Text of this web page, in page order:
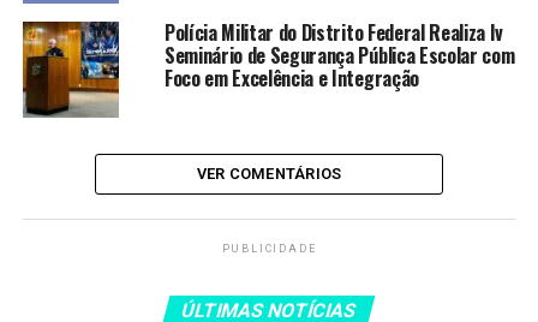
LEIA TAMBÉM
Terracap e Administração de
Vicente Pires estabelecem posto
solicitações de informações
Terracap alcança adesão recorde
na regularização fundiária de
regras
Polícia Militar do Distrito Federal Realiza Iv
Seminário de Segurança Pública Escolar com
Foco em Excelência e Integração
VER COMENTÁRIOS
PUBLICIDADE
ÚLTIMAS NOTÍCIAS